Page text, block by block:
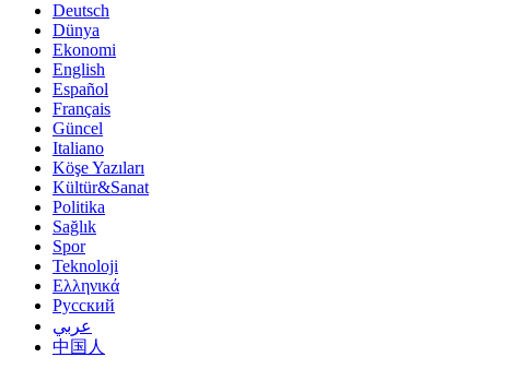
Deutsch
Dünya
Ekonomi
English
Español
Français
Güncel
Italiano
Köşe Yazıları
Kültür&Sanat
Politika
Sağlık
Spor
Teknoloji
Ελληνικά
Русский
عربي
中国人